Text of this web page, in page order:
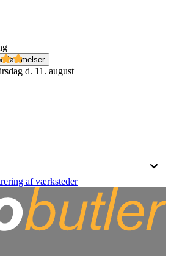
d. 11. august
af værksteder